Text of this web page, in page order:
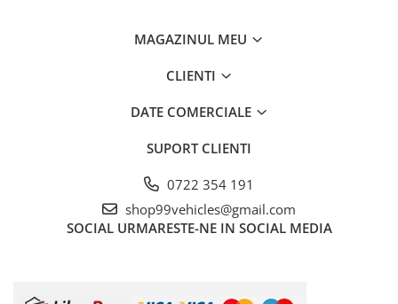
MAGAZINUL MEU
CLIENTI
DATE COMERCIALE
SUPORT CLIENTI
0722 354 191
shop99vehicles@gmail.com
SOCIAL URMARESTE-NE IN SOCIAL MEDIA